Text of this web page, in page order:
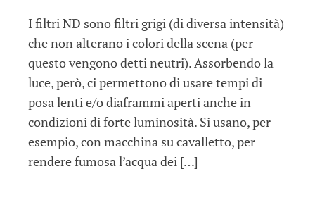
I filtri ND sono filtri grigi (di diversa intensità)
che non alterano i colori della scena (per
questo vengono detti neutri). Assorbendo la
luce, però, ci permettono di usare tempi di
posa lenti e/o diaframmi aperti anche in
condizioni di forte luminosità. Si usano, per
esempio, con macchina su cavalletto, per
rendere fumosa l’acqua dei […]